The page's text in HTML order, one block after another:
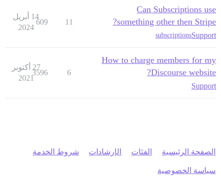
Can Subscriptions use
something other then Stripe?
Support
subscriptions
11
609
14 أبريل
2024
How to charge members for my
Discourse website?
Support
6
3596
27 أكتوبر
2021
الصفحة الرئيسية الفئات الإرشادات شروط الخدمة
سياسة الخصوصية